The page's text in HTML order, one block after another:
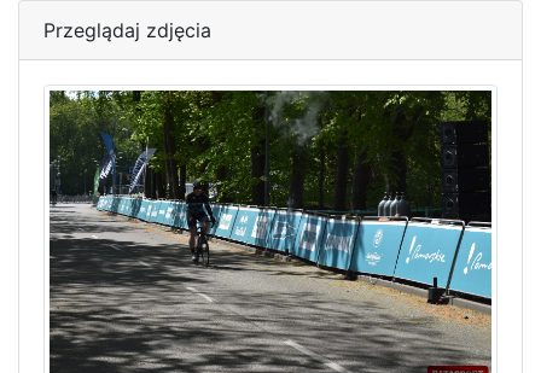
Przeglądaj zdjęcia